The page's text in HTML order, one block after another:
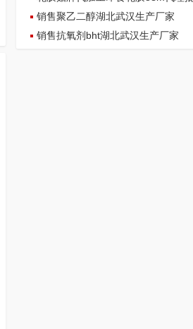
销售聚乙二醇湖北武汉生产厂家
销售抗氧剂bht湖北武汉生产厂家